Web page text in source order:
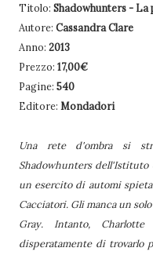
Titolo: Shadowhunters - La
Autore: Cassandra Clare
Anno: 2013
Prezzo: 17,00€
Pagine: 540
Editore: Mondadori
Una rete d'ombra si
Shadowhunters
un esercito di automi
Cacciatori. Gli manca un
Gray. Intanto,
disperatamente di trovarlo